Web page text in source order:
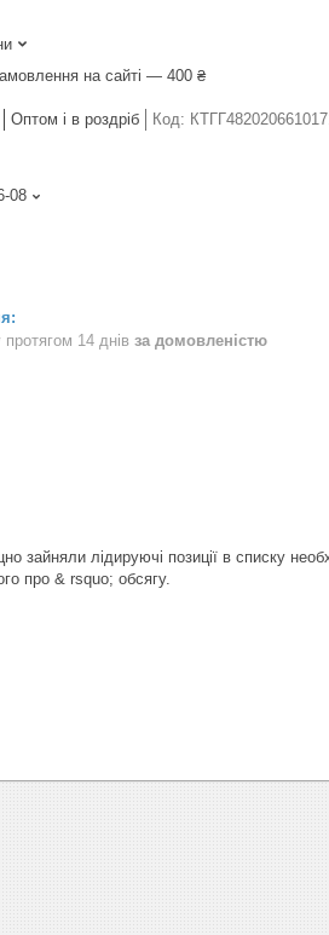
на сайті — 400 ₴
Оптом і в роздріб Код:
08
14 днів за домовленістю
зайняли лідируючі позиції в списку
про & rsquo; обсягу.